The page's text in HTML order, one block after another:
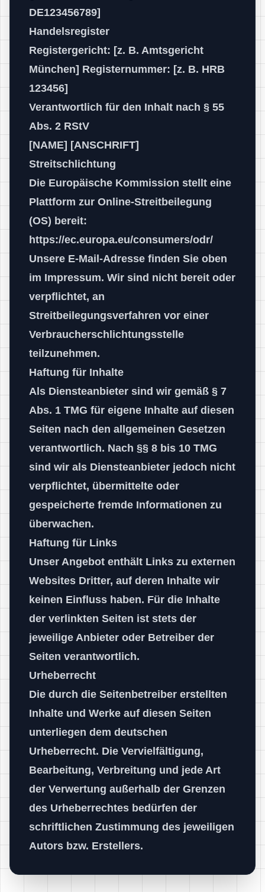
DE123456789]
Handelsregister
Registergericht: [z. B. Amtsgericht
München] Registernummer: [z. B. HRB
123456]
Verantwortlich für den Inhalt nach § 55
Abs. 2 RStV
[NAME] [ANSCHRIFT]
Streitschlichtung
Die Europäische Kommission stellt eine
Plattform zur Online-Streitbeilegung
(OS) bereit:
https://ec.europa.eu/consumers/odr/
Unsere E-Mail-Adresse finden Sie oben
im Impressum. Wir sind nicht bereit oder
verpflichtet, an
Streitbeilegungsverfahren vor einer
Verbraucherschlichtungsstelle
teilzunehmen.
Haftung für Inhalte
Als Diensteanbieter sind wir gemäß § 7
Abs. 1 TMG für eigene Inhalte auf diesen
Seiten nach den allgemeinen Gesetzen
verantwortlich. Nach §§ 8 bis 10 TMG
sind wir als Diensteanbieter jedoch nicht
verpflichtet, übermittelte oder
gespeicherte fremde Informationen zu
überwachen.
Haftung für Links
Unser Angebot enthält Links zu externen
Websites Dritter, auf deren Inhalte wir
keinen Einfluss haben. Für die Inhalte
der verlinkten Seiten ist stets der
jeweilige Anbieter oder Betreiber der
Seiten verantwortlich.
Urheberrecht
Die durch die Seitenbetreiber erstellten
Inhalte und Werke auf diesen Seiten
unterliegen dem deutschen
Urheberrecht. Die Vervielfältigung,
Bearbeitung, Verbreitung und jede Art
der Verwertung außerhalb der Grenzen
des Urheberrechtes bedürfen der
schriftlichen Zustimmung des jeweiligen
Autors bzw. Erstellers.